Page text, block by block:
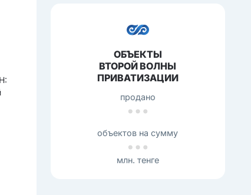
ОБЪЕКТЫ
ВТОРОЙ ВОЛНЫ
ПРИВАТИЗАЦИИ
продано
объектов на сумму
млн. тенге